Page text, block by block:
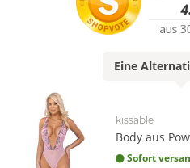
Eine
kissable
Body aus
Sofort